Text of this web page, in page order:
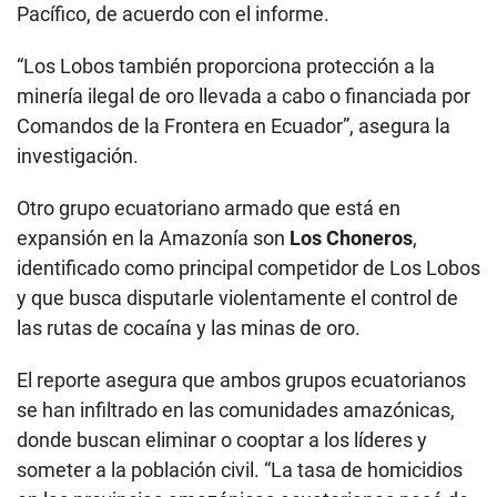
Pacífico, de acuerdo con el informe.
“Los Lobos también proporciona protección a la
minería ilegal de oro llevada a cabo o financiada por
Comandos de la Frontera en Ecuador”, asegura la
investigación.
Otro grupo ecuatoriano armado que está en
expansión en la Amazonía son Los Choneros,
identificado como principal competidor de Los Lobos
y que busca disputarle violentamente el control de
las rutas de cocaína y las minas de oro.
El reporte asegura que ambos grupos ecuatorianos
se han infiltrado en las comunidades amazónicas,
donde buscan eliminar o cooptar a los líderes y
someter a la población civil. “La tasa de homicidios